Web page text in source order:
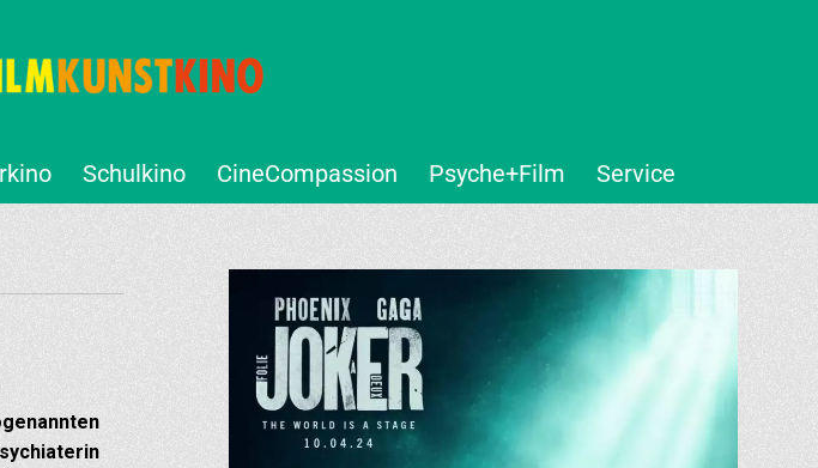
Schulkino CineCompassion Psyche+Film Service